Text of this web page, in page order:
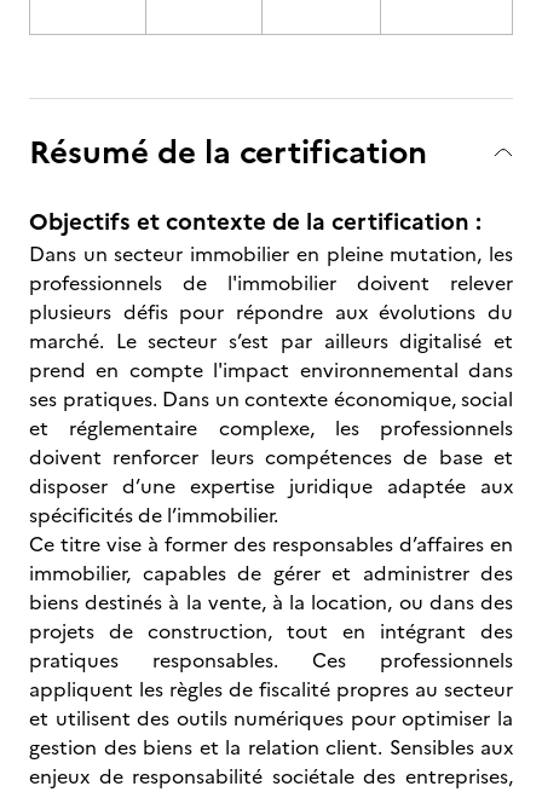
Résumé de la certification
Objectifs et contexte de la certification :
Dans un secteur immobilier en pleine mutation, les
professionnels de l'immobilier doivent relever
plusieurs défis pour répondre aux évolutions du
marché. Le secteur s’est par ailleurs digitalisé et
prend en compte l'impact environnemental dans
ses pratiques. Dans un contexte économique, social
et réglementaire complexe, les professionnels
doivent renforcer leurs compétences de base et
disposer d’une expertise juridique adaptée aux
spécificités de l’immobilier.
Ce titre vise à former des responsables d’affaires en
immobilier, capables de gérer et administrer des
biens destinés à la vente, à la location, ou dans des
projets de construction, tout en intégrant des
pratiques responsables. Ces professionnels
appliquent les règles de fiscalité propres au secteur
et utilisent des outils numériques pour optimiser la
gestion des biens et la relation client. Sensibles aux
enjeux de responsabilité sociétale des entreprises,